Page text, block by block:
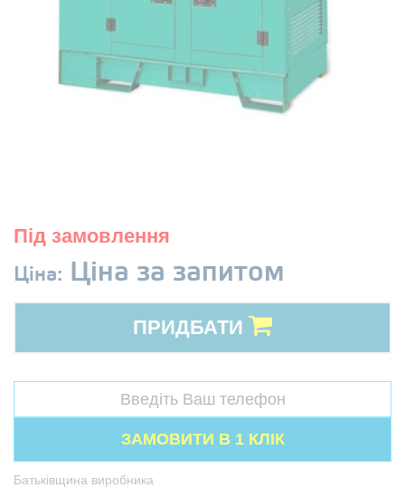
Під замовлення
Ціна: Ціна за запитом
ПРИДБАТИ
Батьківщина виробника